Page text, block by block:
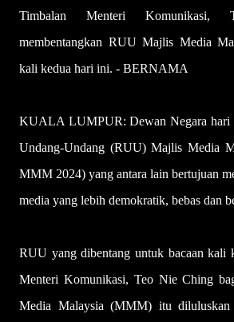
Timbalan Menteri
membentangkan RUU Majlis Media
kali kedua hari ini. - BERNAMA
KUALA LUMPUR: Dewan Negara hari
Undang-Undang (RUU) Majlis Media
MMM 2024) yang antara lain bertujuan
media yang lebih demokratik, bebas dan
RUU yang dibentang untuk bacaan kali
Menteri Komunikasi, Teo Nie Ching
Media Malaysia (MMM) itu diluluskan